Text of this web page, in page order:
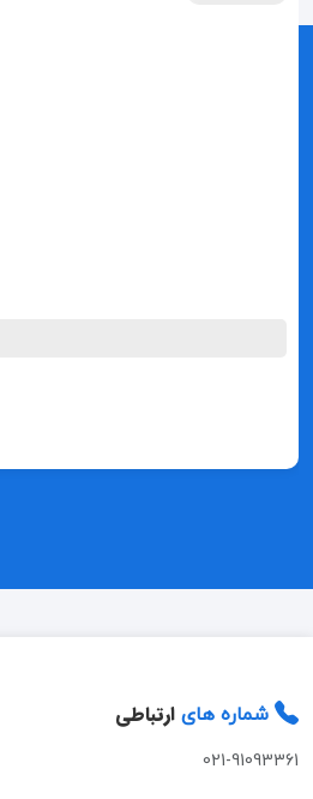
شماره های ارتباطی
021-91093361